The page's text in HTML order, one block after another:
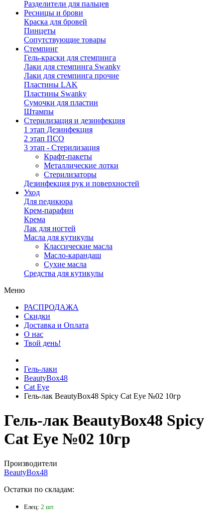
Разделители для пальцев
Ресницы и брови
Краска для бровей
Пинцеты
Сопутствующие товары
Стемпинг
Гель-краски для стемпинга
Лаки для стемпинга Swanky
Лаки для стемпинга прочие
Пластины LAK
Пластины Swanky
Сумочки для пластин
Штампы
Стерилизация и дезинфекция
1 этап Дезинфекция
2 этап ПСО
3 этап - Стерилизация
Крафт-пакеты
Металлические лотки
Стерилизаторы
Дезинфекция рук и поверхностей
Уход
Для педикюра
Крем-парафин
Крема
Лак для ногтей
Масла для кутикулы
Классические масла
Масло-карандаш
Сухие масла
Средства для кутикулы
Меню
РАСПРОДАЖА
Скидки
Доставка и Оплата
О нас
Твой день!
Гель-лаки
BeautyBox48
Cat Eye
Гель-лак BeautyBox48 Spicy Cat Eye №02 10гр
Гель-лак BeautyBox48 Spicy
Cat Eye №02 10гр
Производители
BeautyBox48
Остатки по складам:
Елец: 2 шт.